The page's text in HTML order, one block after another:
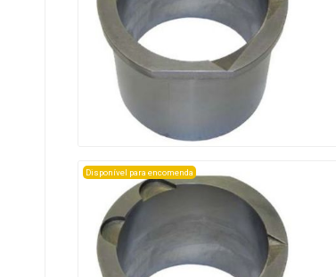
Disponível para encomenda